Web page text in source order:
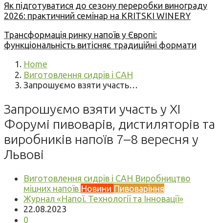
Як підготуватися до сезону переробки винограду
2026: практичний семінар на KRITSKI WINERY
Трансформація ринку напоїв у Європі:
функціональність витісняє традиційні формати
Home
Виготовлення сидрів і САН
Запрошуємо взяти участь…
Запрошуємо взяти участь у XI
Форумі пивоварів, дистиляторів та
виробників напоїв 7–8 вересня у
Львові
Виготовлення сидрів і САН Виробництво
міцних напоїв Новини Пивоваріння
Журнал «Напої. Технології та Інновації»
22.08.2023
0